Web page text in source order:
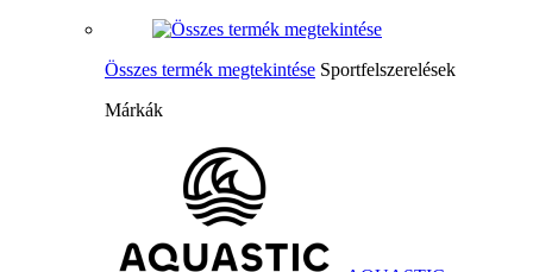
Összes termék megtekintése Sportfelszerelések
Márkák